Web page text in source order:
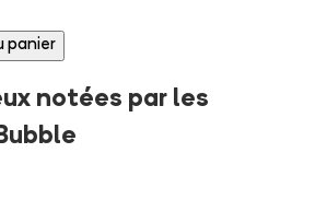
panier
notées par les